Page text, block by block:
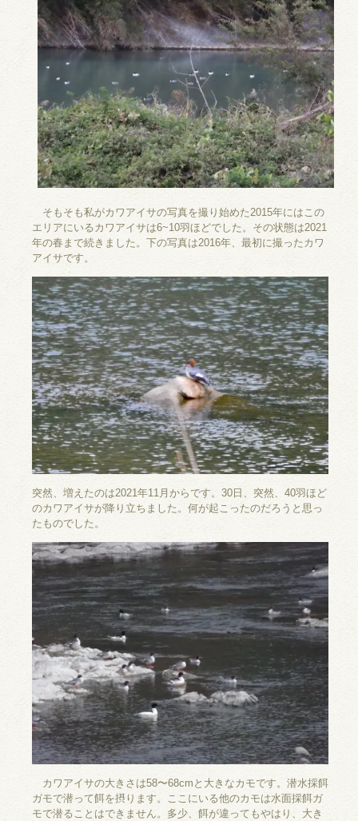
そもそも私がカワアイサの写真を撮り始めた2015年にはこの
エリアにいるカワアイサは6~10羽ほどでした。その状態は2021
年の春まで続きました。下の写真は2016年、最初に撮ったカワ
アイサです。
突然、増えたのは2021年11月からです。30日、突然、40羽ほど
のカワアイサが降り立ちました。何が起こったのだろうと思っ
たものでした。
カワアイサの大きさは58〜68cmと大きなカモです。潜水採餌
ガモで潜って餌を摂ります。ここにいる他のカモは水面採餌ガ
モで潜ることはできません。多少、餌が違ってもやはり、大き